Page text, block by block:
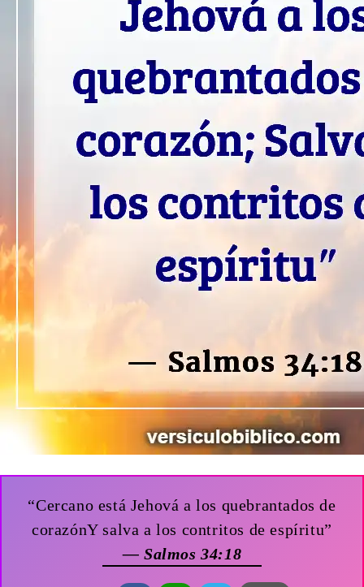
“Cercano está Jehová a los quebrantados de
corazónY salva a los contritos de espíritu”
— Salmos 34:18